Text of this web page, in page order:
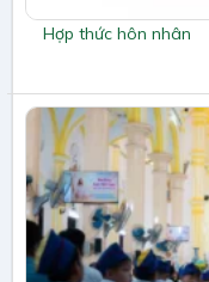
Hợp thức hôn nhân